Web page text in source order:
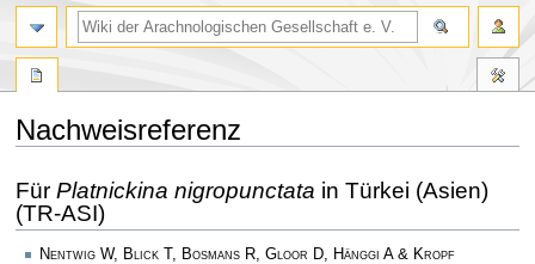
Nachweisreferenz
Navigation
springen
Suche
springen
Für Platnickina nigropunctata in Türkei (Asien)
(TR-ASI)
Nentwig W, Blick T, Bosmans R, Gloor D, Hänggi A & Kropf